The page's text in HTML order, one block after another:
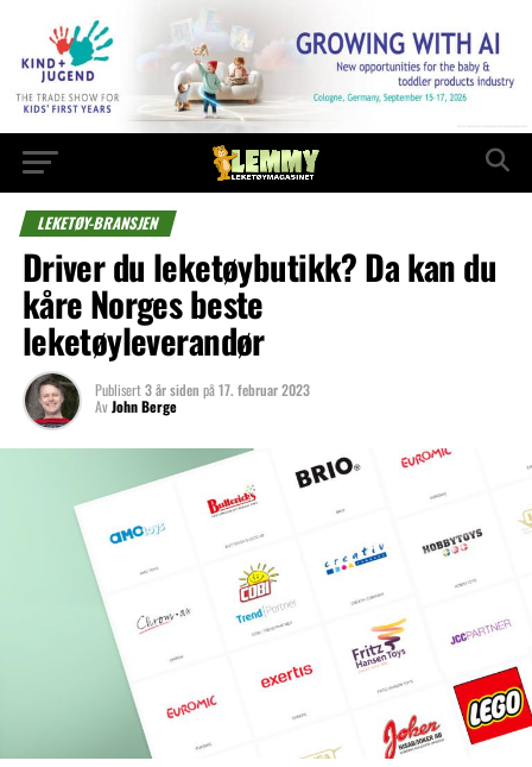
LEKETØY-BRANSJEN
Driver du leketøybutikk? Da kan du
kåre Norges beste
leketøyleverandør
Publisert3 år siden på17. februar 2023
AvJohn Berge